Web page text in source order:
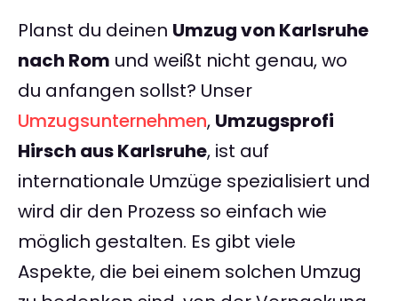
Planst du deinen Umzug von Karlsruhe
nach Rom und weißt nicht genau, wo
du anfangen sollst? Unser
Umzugsunternehmen, Umzugsprofi
Hirsch aus Karlsruhe, ist auf
internationale Umzüge spezialisiert und
wird dir den Prozess so einfach wie
möglich gestalten. Es gibt viele
Aspekte, die bei einem solchen Umzug